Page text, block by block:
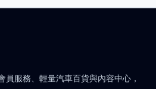
服務、輕量汽車百貨與內容中心，